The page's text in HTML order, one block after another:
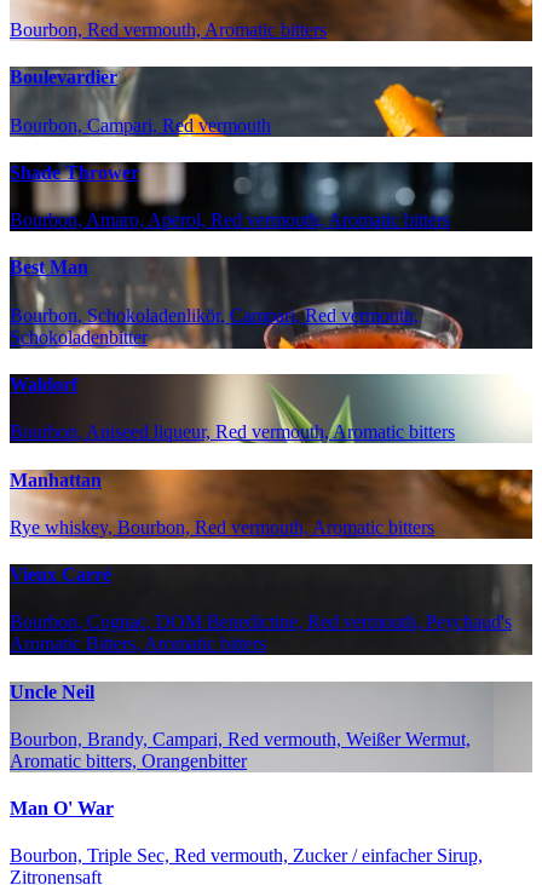
Bourbon, Red vermouth, Aromatic bitters
Boulevardier
Bourbon, Campari, Red vermouth
Shade Thrower
Bourbon, Amaro, Aperol, Red vermouth, Aromatic bitters
Best Man
Bourbon, Schokoladenlikör, Campari, Red vermouth,
Schokoladenbitter
Waldorf
Bourbon, Aniseed liqueur, Red vermouth, Aromatic bitters
Manhattan
Rye whiskey, Bourbon, Red vermouth, Aromatic bitters
Vieux Carré
Bourbon, Cognac, DOM Benedictine, Red vermouth, Peychaud's
Aromatic Bitters, Aromatic bitters
Uncle Neil
Bourbon, Brandy, Campari, Red vermouth, Weißer Wermut,
Aromatic bitters, Orangenbitter
Man O' War
Bourbon, Triple Sec, Red vermouth, Zucker / einfacher Sirup,
Zitronensaft